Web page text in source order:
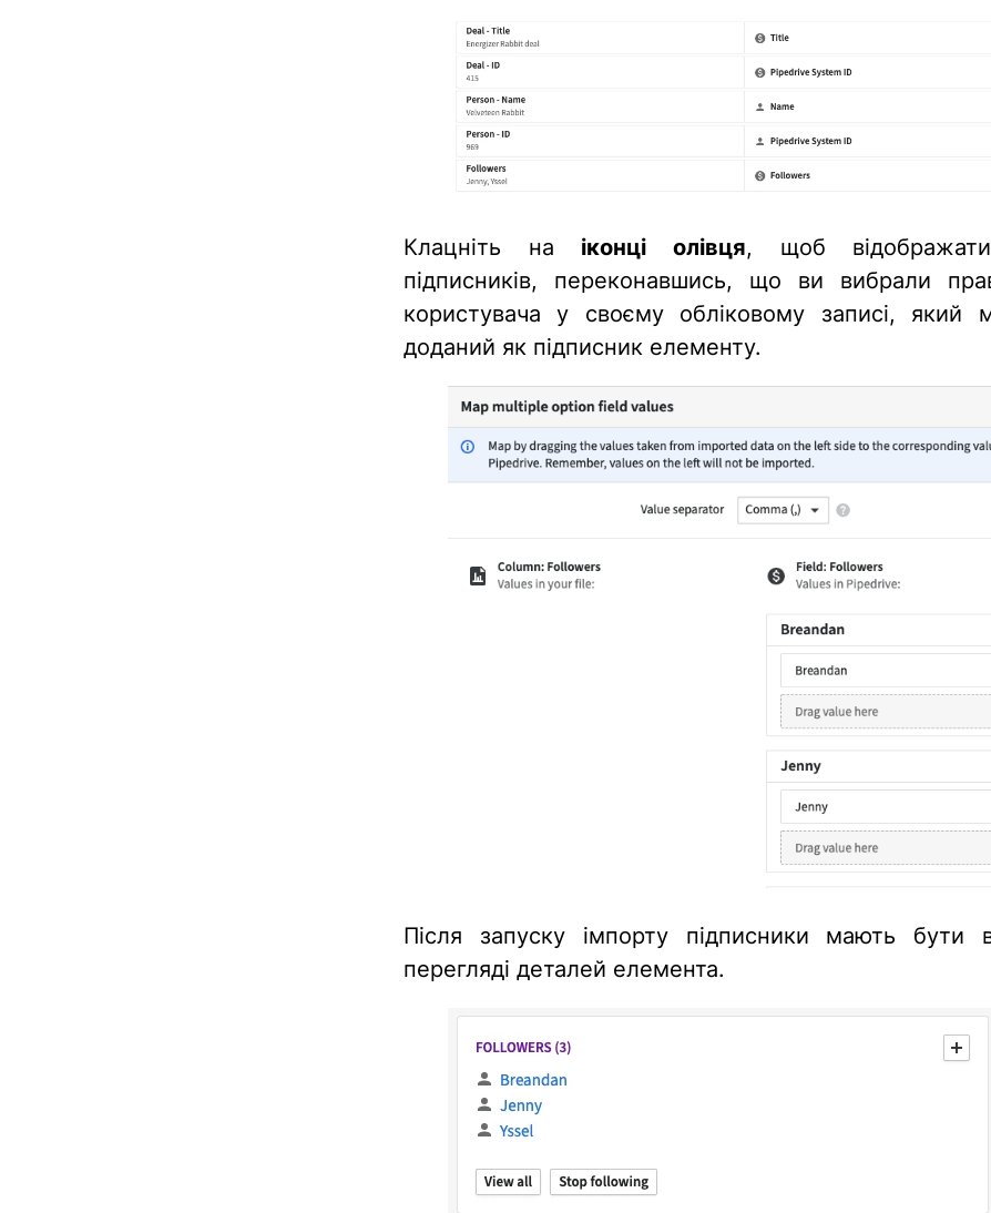
Клацніть на іконці олівця, щоб
підписників, переконавшись, що ви вибрали
користувача у своєму обліковому записі, який
доданий як підписник елементу.
Після запуску імпорту підписники мають бути
перегляді деталей елемента.